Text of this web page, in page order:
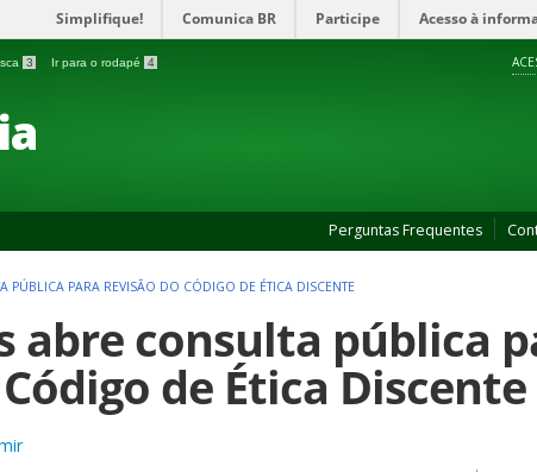
Simplifique! Comunica BR Participe Acesso à
3 Ir para o rodapé 4
Perguntas Frequentes
PÚBLICA PARA REVISÃO DO CÓDIGO DE ÉTICA DISCENTE
abre consulta pública
de Ética Discente